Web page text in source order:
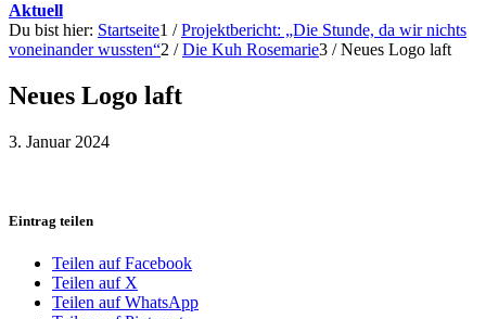
Aktuell
Du bist hier: Startseite1 / Projektbericht: „Die Stunde, da wir nichts
voneinander wussten“2 / Die Kuh Rosemarie3 / Neues Logo laft
Neues Logo laft
3. Januar 2024
Eintrag teilen
Teilen auf Facebook
Teilen auf X
Teilen auf WhatsApp